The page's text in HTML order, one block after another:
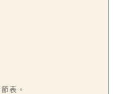
表。